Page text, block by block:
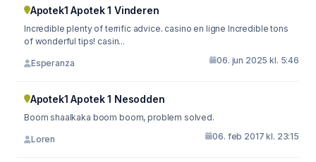
Apotek1 Apotek 1 Vinderen
Incredible plenty of terrific advice. casino en ligne Incredible tons
of wonderful tips! casin...
Esperanza 06. jun 2025 kl. 5:46
Apotek1 Apotek 1 Nesodden
Boom shaalkaka boom boom, problem solved.
Loren 06. feb 2017 kl. 23:15